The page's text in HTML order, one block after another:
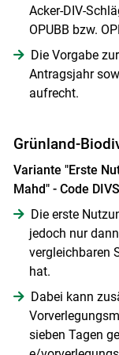
Acker-DIV-
OPUBB bzw.
Die Vorgabe
Antragsjahr
aufrecht.
Grünland-
Variante "Erste
Mahd" - Code
Die erste
jedoch nur
vergleichbaren
hat.
Dabei kann
sieben Tagen